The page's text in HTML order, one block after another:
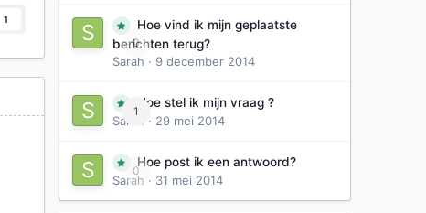
1
0
Hoe vind ik mijn geplaatste
berichten terug?
Sarah · 9 december 2014
1
Hoe stel ik mijn vraag ?
Sarah
· 29 mei 2014
0
Hoe post ik een antwoord?
Sarah · 31 mei 2014